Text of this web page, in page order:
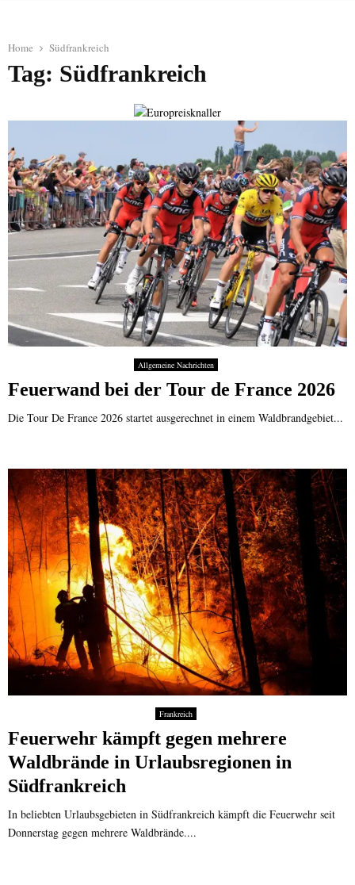
Home Südfrankreich
Tag: Südfrankreich
Allgemeine Nachrichten
Feuerwand bei der Tour de France 2026
Die Tour De France 2026 startet ausgerechnet in einem Waldbrandgebiet...
Frankreich
Feuerwehr kämpft gegen mehrere
Waldbrände in Urlaubsregionen in
Südfrankreich
In beliebten Urlaubsgebieten in Südfrankreich kämpft die Feuerwehr seit
Donnerstag gegen mehrere Waldbrände....